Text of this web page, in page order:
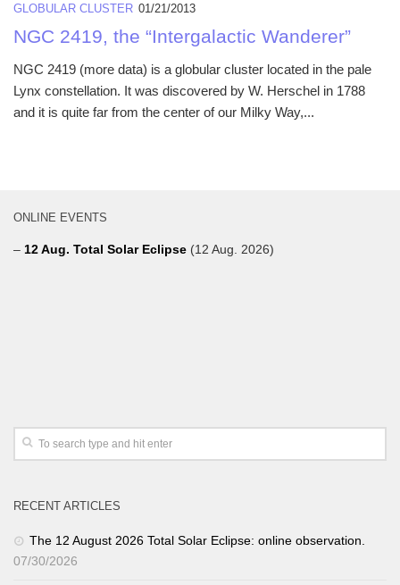
GLOBULAR CLUSTER 01/21/2013
NGC 2419, the “Intergalactic Wanderer”
NGC 2419 (more data) is a globular cluster located in the pale
Lynx constellation. It was discovered by W. Herschel in 1788
and it is quite far from the center of our Milky Way,...
ONLINE EVENTS
– 12 Aug. Total Solar Eclipse (12 Aug. 2026)
RECENT ARTICLES
The 12 August 2026 Total Solar Eclipse: online observation.
07/30/2026